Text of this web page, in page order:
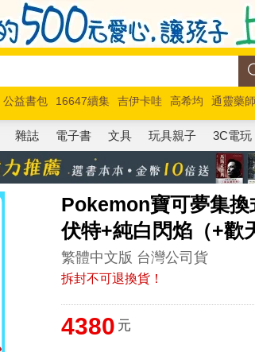
公益書包 16647續集 吉伊卡哇 高希均
通靈藥師
馬斯克 玩具總動員5 超慢跑
雜誌 電子書 文具 玩具親子 3C電玩
Pokemon寶可夢集
伏特+純白閃焰（+歡
繁體中文版 台灣公司貨
拆封不可退換貨！
4380 元